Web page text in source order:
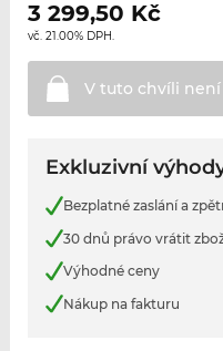
3 299,50 Kč
vč. 21.00% DPH.
V tuto chvíli není
Exkluzivní
Bezplatné zaslání a
30 dnů právo vrátit
Výhodné ceny
Nákup na fakturu